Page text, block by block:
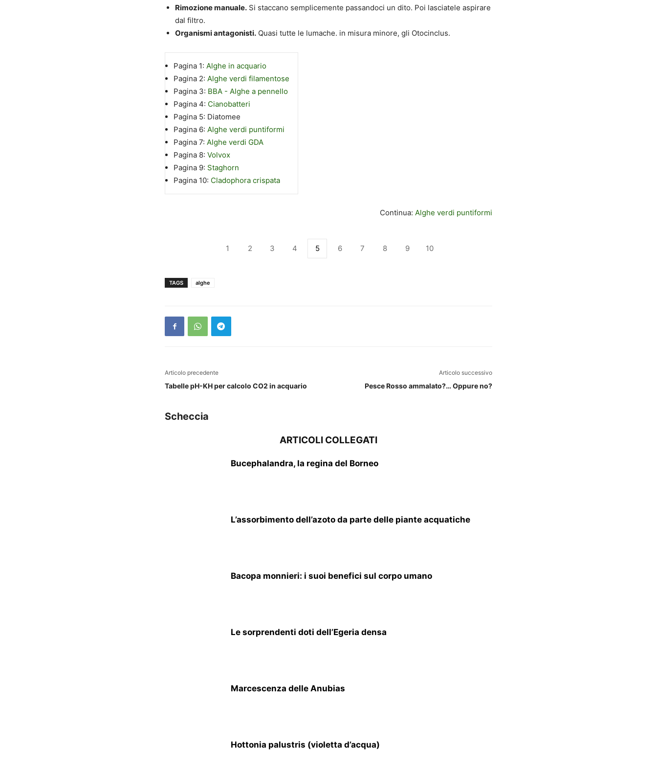
Rimozione manuale. Si staccano semplicemente passandoci un dito. Poi lasciatele aspirare
dal filtro.
Organismi antagonisti. Quasi tutte le lumache. in misura minore, gli Otocinclus.
Pagina 1: Alghe in acquario
Pagina 2: Alghe verdi filamentose
Pagina 3: BBA - Alghe a pennello
Pagina 4: Cianobatteri
Pagina 5: Diatomee
Pagina 6: Alghe verdi puntiformi
Pagina 7: Alghe verdi GDA
Pagina 8: Volvox
Pagina 9: Staghorn
Pagina 10: Cladophora crispata
Continua: Alghe verdi puntiformi
1 2 3 4 5 6 7 8 9 10
TAGS alghe
Articolo precedente
Tabelle pH-KH per calcolo CO2 in acquario
Articolo successivo
Pesce Rosso ammalato?… Oppure no?
Scheccia
ARTICOLI COLLEGATI
Bucephalandra, la regina del Borneo
L’assorbimento dell’azoto da parte delle piante acquatiche
Bacopa monnieri: i suoi benefici sul corpo umano
Le sorprendenti doti dell’Egeria densa
Marcescenza delle Anubias
Hottonia palustris (violetta d’acqua)